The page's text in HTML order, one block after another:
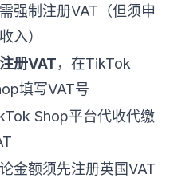
强制注册VAT（但须申
入）
册VAT，在TikTok
填写VAT号
Shop平台代收代缴
金额须先注册英国VAT